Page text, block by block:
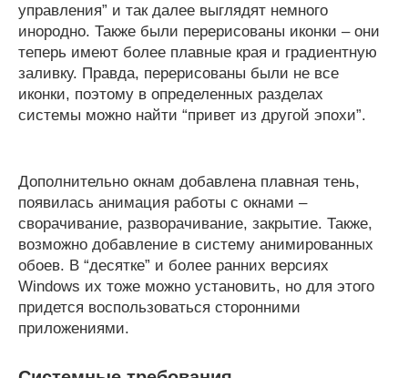
управления” и так далее выглядят немного
инородно. Также были перерисованы иконки – они
теперь имеют более плавные края и градиентную
заливку. Правда, перерисованы были не все
иконки, поэтому в определенных разделах
системы можно найти “привет из другой эпохи”.
Дополнительно окнам добавлена плавная тень,
появилась анимация работы с окнами –
сворачивание, разворачивание, закрытие. Также,
возможно добавление в систему анимированных
обоев. В “десятке” и более ранних версиях
Windows их тоже можно установить, но для этого
придется воспользоваться сторонними
приложениями.